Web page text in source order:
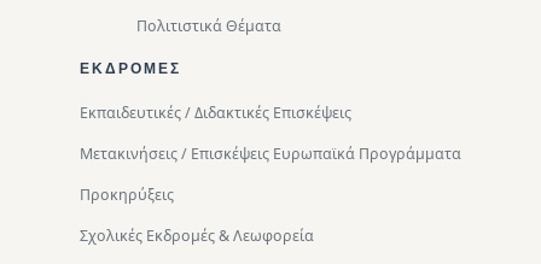
Πολιτιστικά Θέματα
ΕΚΔΡΟΜΈΣ
Εκπαιδευτικές / Διδακτικές Επισκέψεις
Μετακινήσεις / Επισκέψεις Ευρωπαϊκά Προγράμματα
Προκηρύξεις
Σχολικές Εκδρομές & Λεωφορεία